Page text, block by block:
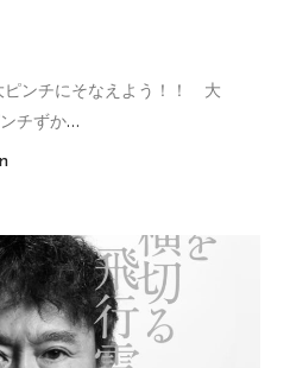
ピンチにそなえよう！！ 大
チずか…